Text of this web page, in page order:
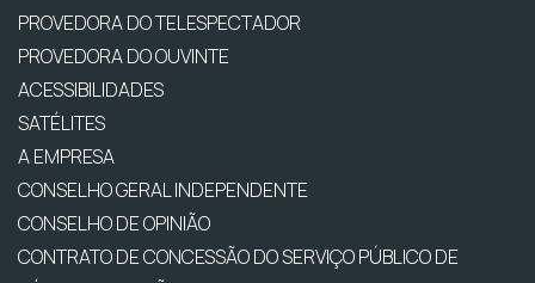
PROVEDORA DO TELESPECTADOR
PROVEDORA DO OUVINTE
ACESSIBILIDADES
SATÉLITES
A EMPRESA
CONSELHO GERAL INDEPENDENTE
CONSELHO DE OPINIÃO
CONTRATO DE CONCESSÃO DO SERVIÇO PÚBLICO DE